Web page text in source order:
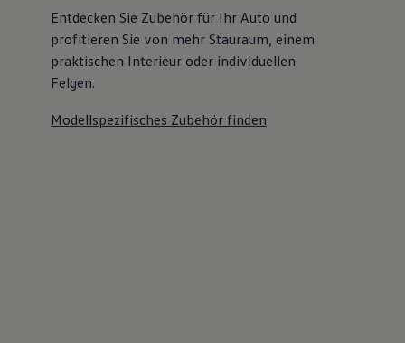
Entdecken Sie Zubehör für Ihr Auto und
profitieren Sie von mehr Stauraum, einem
praktischen Interieur oder individuellen
Felgen.
Modellspezifisches Zubehör finden